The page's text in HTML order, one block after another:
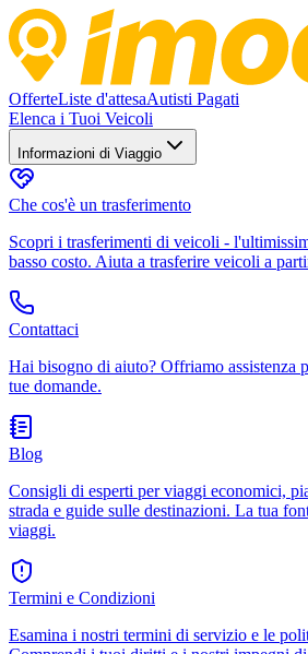
OfferteListe d'attesaAutisti Pagati
Elenca i Tuoi Veicoli
Informazioni di Viaggio
Che cos'è un trasferimento
Scopri i trasferimenti di veicoli -
basso costo. Aiuta a trasferire veicoli a
Contattaci
Hai bisogno di aiuto? Offriamo assistenza
tue domande.
Blog
Consigli di esperti per viaggi economici,
strada e guide sulle destinazioni. La tua
viaggi.
Termini e Condizioni
Esamina i nostri termini di servizio e le